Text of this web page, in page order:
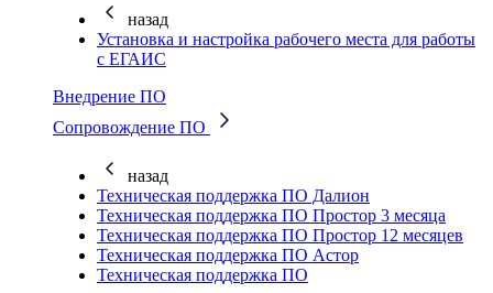
назад
Установка и настройка рабочего места для работы
с ЕГАИС
Внедрение ПО
Сопровождение ПО
назад
Техническая поддержка ПО Далион
Техническая поддержка ПО Простор 3 месяца
Техническая поддержка ПО Простор 12 месяцев
Техническая поддержка ПО Астор
Техническая поддержка ПО